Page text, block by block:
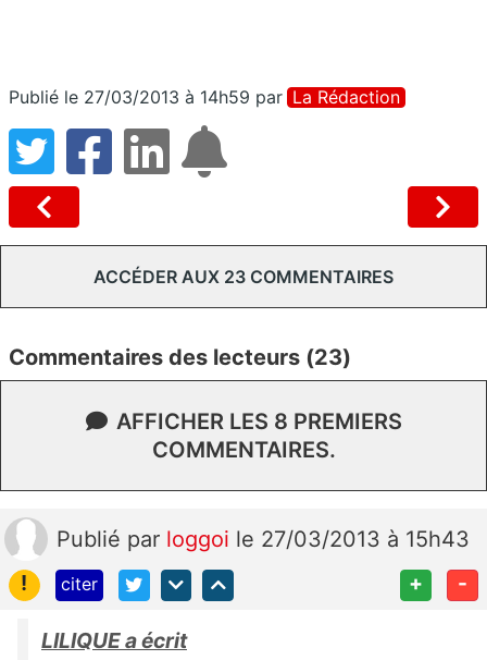
Publié le 27/03/2013 à 14h59 par La Rédaction
ACCÉDER AUX 23 COMMENTAIRES
Commentaires des lecteurs (23)
AFFICHER LES 8 PREMIERS
COMMENTAIRES.
Publié par loggoi le 27/03/2013 à 15h43
!
citer + -
LILIQUE a écrit